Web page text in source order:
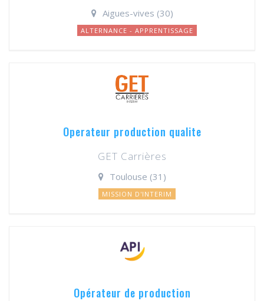
Aigues-vives (30)
ALTERNANCE - APPRENTISSAGE
Operateur production qualite
GET Carrières
Toulouse (31)
MISSION D'INTERIM
Opérateur de production